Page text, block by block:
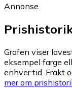
Annonse
Grafen viser
eksempel farge
enhver tid. Frakt
mer om